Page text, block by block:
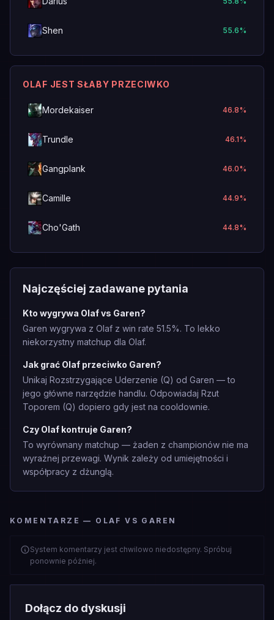
Shen 55.6%
OLAF JEST SŁABY PRZECIWKO
Mordekaiser 46.8%
Trundle 46.1%
Gangplank 46.0%
Camille 44.9%
Cho'Gath 44.8%
Najczęściej zadawane pytania
Kto wygrywa Olaf vs Garen?
Garen wygrywa z Olaf z win rate 51.5%. To lekko
niekorzystny matchup dla Olaf.
Jak grać Olaf przeciwko Garen?
Unikaj Rozstrzygające Uderzenie (Q) od Garen — to
jego główne narzędzie handlu. Odpowiadaj Rzut
Toporem (Q) dopiero gdy jest na cooldownie.
Czy Olaf kontruje Garen?
To wyrównany matchup — żaden z championów nie ma
wyraźnej przewagi. Wynik zależy od umiejętności i
współpracy z dżunglą.
KOMENTARZE — OLAF VS GAREN
System komentarzy jest chwilowo niedostępny. Spróbuj
ponownie później.
Dołącz do dyskusji